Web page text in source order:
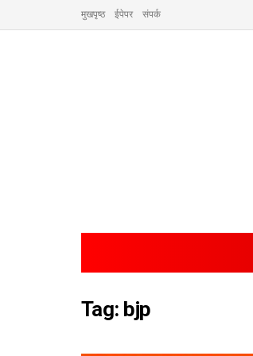
मुखपृष्ठ ईपेपर संपर्क
Tag: bjp